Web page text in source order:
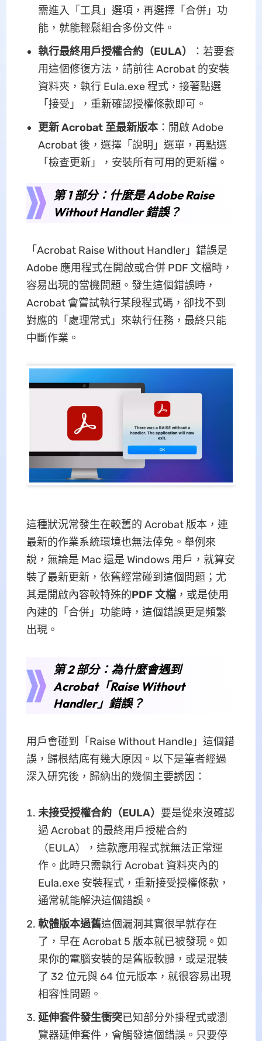
需進入「工具」選項，再選擇「合併」功
能，就能輕鬆組合多份文件。
執行最終用戶授權合約（EULA）
：若要套
用這個修復方法，請前往 Acrobat 的安裝
資料夾，執行 Eula.exe 程式，接著點選
「接受」，重新確認授權條款即可。
更新 Acrobat 至最新版本：開啟 Adobe
Acrobat 後，選擇「說明」選單，再點選
「檢查更新」，安裝所有可用的更新檔。
第 1 部分：什麼是 Adobe Raise
Without Handler 錯誤？
「Acrobat Raise Without Handler」錯誤是
Adobe 應用程式在開啟或合併 PDF 文檔時，
容易出現的當機問題。發生這個錯誤時，
Acrobat 會嘗試執行某段程式碼，卻找不到
對應的「處理常式」來執行任務，最終只能
中斷作業。
這種狀況常發生在較舊的 Acrobat 版本，連
最新的作業系統環境也無法倖免。舉例來
說，無論是 Mac 還是 Windows 用戶，就算安
裝了最新更新，依舊經常碰到這個問題；尤
其是開啟內容較特殊的PDF 文檔，或是使用
內建的「合併」功能時，這個錯誤更是頻繁
出現。
第 2 部分：為什麼會遇到
Acrobat「Raise Without
Handler」錯誤？
用戶會碰到「Raise Without Handle」這個錯
誤，歸根結底有幾大原因。以下是筆者經過
深入研究後，歸納出的幾個主要誘因：
未接受授權合約（EULA） 要是從來沒確認
過 Acrobat 的最終用戶授權合約
（EULA），這款應用程式就無法正常運
作。此時只需執行 Acrobat 資料夾內的
Eula.exe 安裝程式，重新接受授權條款，
通常就能解決這個錯誤。
軟體版本過舊這個漏洞其實很早就存在
了，早在 Acrobat 5 版本就已被發現。如
果你的電腦安裝的是舊版軟體，或是混裝
了 32 位元與 64 位元版本，就很容易出現
相容性問題。
延伸套件發生衝突已知部分外掛程式或瀏
覽器延伸套件，會觸發這個錯誤。只要停